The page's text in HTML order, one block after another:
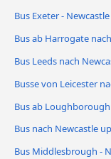
Bus Exeter -
Bus ab Harrogate
Bus Leeds nach
Busse von Leicester
Bus ab
Bus nach Newcastle
Bus Middlesbrough -